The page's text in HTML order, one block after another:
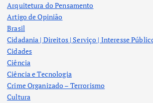
Arquitetura do Pensamento
Artigo de Opinião
Brasil
Cidadania | Direitos | Serviço | Interesse
Cidades
Ciência
Ciência e Tecnologia
Crime Organizado – Terrorismo
Cultura